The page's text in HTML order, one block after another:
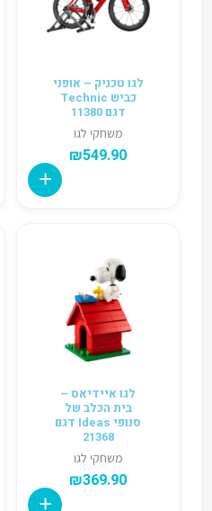
לגו טכניק – אופני
כביש Technic
דגם 11380
משחקי לגו
₪549.90
לגו איידיאס –
בית הכלב של
סנופי Ideas דגם
21368
משחקי לגו
₪369.90